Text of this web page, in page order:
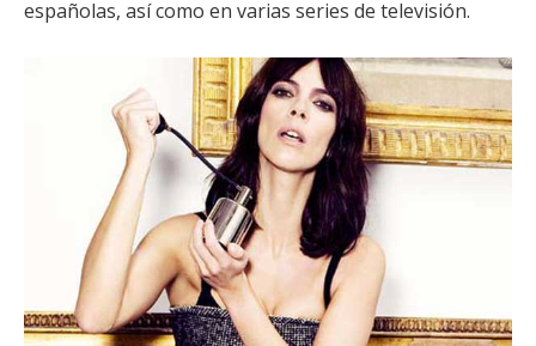
españolas, así como en varias series de televisión.